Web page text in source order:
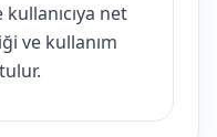
net
ve kullanım